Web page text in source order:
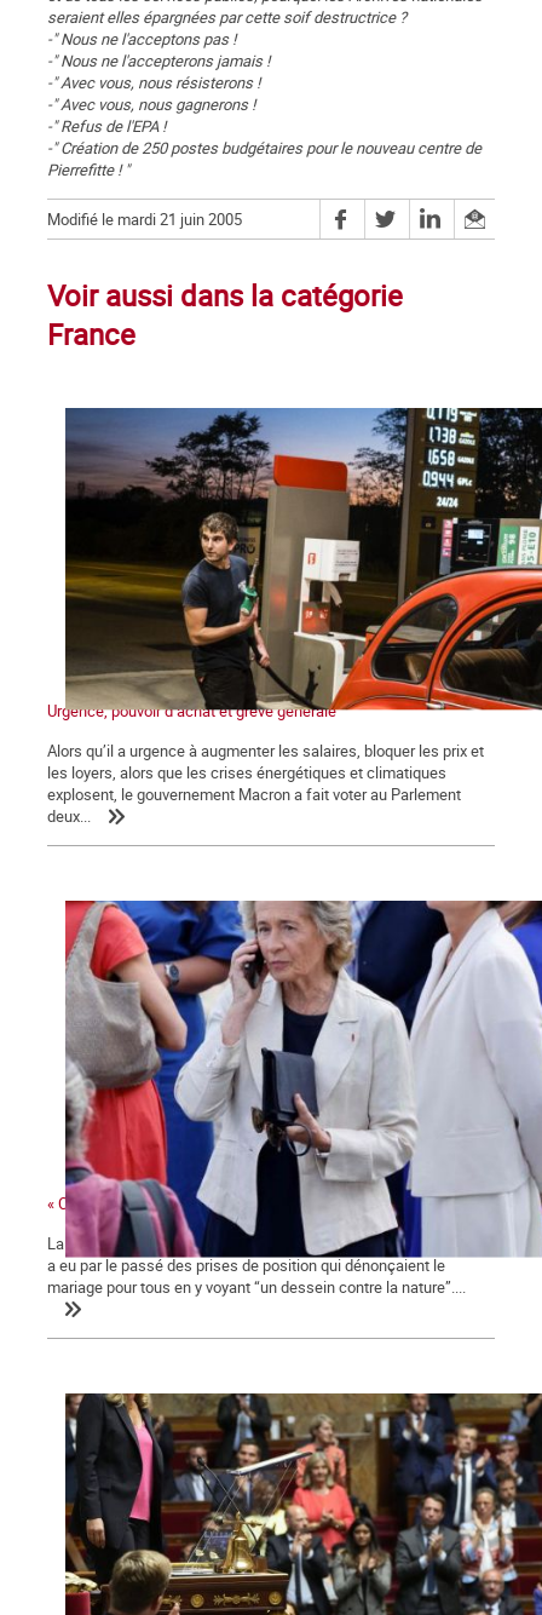
seraient elles épargnées par cette soif destructrice ?
-" Nous ne l'acceptons pas !
-" Nous ne l'accepterons jamais !
-" Avec vous, nous résisterons !
-" Avec vous, nous gagnerons !
-" Refus de l'EPA !
-" Création de 250 postes budgétaires pour le nouveau centre de
Pierrefitte ! "
Modifié le mardi 21 juin 2005
Voir aussi dans la catégorie
France
Urgence, pouvoir d’achat et grève générale
Alors qu’il a urgence à augmenter les salaires, bloquer les prix et
les loyers, alors que les crises énergétiques et climatiques
explosent, le gouvernement Macron a fait voter au Parlement
deux...
« Ces gens-là »
La ministre des collectivités territoriales, issue des Républicains,
a eu par le passé des prises de position qui dénonçaient le
mariage pour tous en y voyant “un dessein contre la nature”....